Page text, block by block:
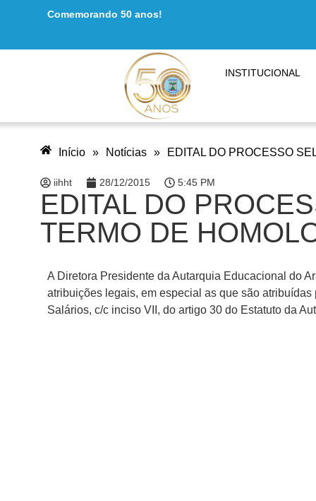
Comemorando 50 anos!
INSTITUCIONAL
Início » Notícias » EDITAL DO PROCESSO
iihht 28/12/2015 5:45 PM
EDITAL DO
TERMO DE
A Diretora Presidente da Autarquia Educacional do
atribuições legais, em especial as que são
Salários, c/c inciso VII, do artigo 30 do Estatuto da